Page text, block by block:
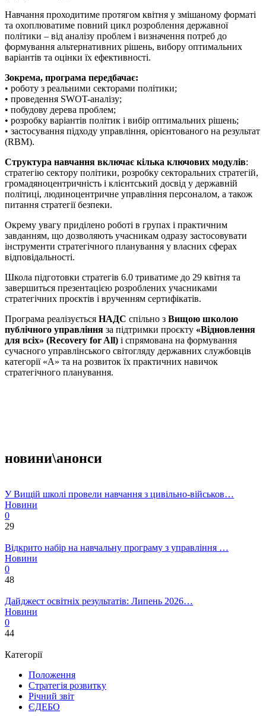
Навчання проходитиме протягом квітня у змішаному форматі
та охоплюватиме повний цикл розроблення державної
політики – від аналізу проблем і визначення потреб до
формування альтернативних рішень, вибору оптимальних
варіантів та оцінки їх ефективності.
Зокрема, програма передбачає:
• роботу з реальними секторами політики;
• проведення SWOT-аналізу;
• побудову дерева проблем;
• розробку варіантів політик і вибір оптимальних рішень;
• застосування підходу управління, орієнтованого на результат
(RBM).
Структура навчання включає кілька ключових модулів:
стратегію сектору політики, розробку секторальних стратегій,
громадяноцентричність і клієнтський досвід у державній
політиці, людиноцентричне управління персоналом, а також
питання стратегії безпеки.
Окрему увагу приділено роботі в групах і практичним
завданням, що дозволяють учасникам одразу застосовувати
інструменти стратегічного планування у власних сферах
відповідальності.
Школа підготовки стратегів 6.0 триватиме до 29 квітня та
завершиться презентацією розроблених учасниками
стратегічних проєктів і врученням сертифікатів.
Програма реалізується НАДС спільно з Вищою школою
публічного управління за підтримки проєкту «Відновлення
для всіх» (Recovery for All) і спрямована на формування
сучасного управлінського світогляду державних службовців
категорії «А» та на розвиток їх практичних навичок
стратегічного планування.
новини\анонси
У Вищій школі провели навчання з цивільно-військов…
Новини
0
29
Відкрито набір на навчальну програму з управління …
Новини
0
48
Дайджест освітніх результатів: Липень 2026…
Новини
0
44
Категорії
Положення
Стратегія розвитку
Річний звіт
ЄДЕБО